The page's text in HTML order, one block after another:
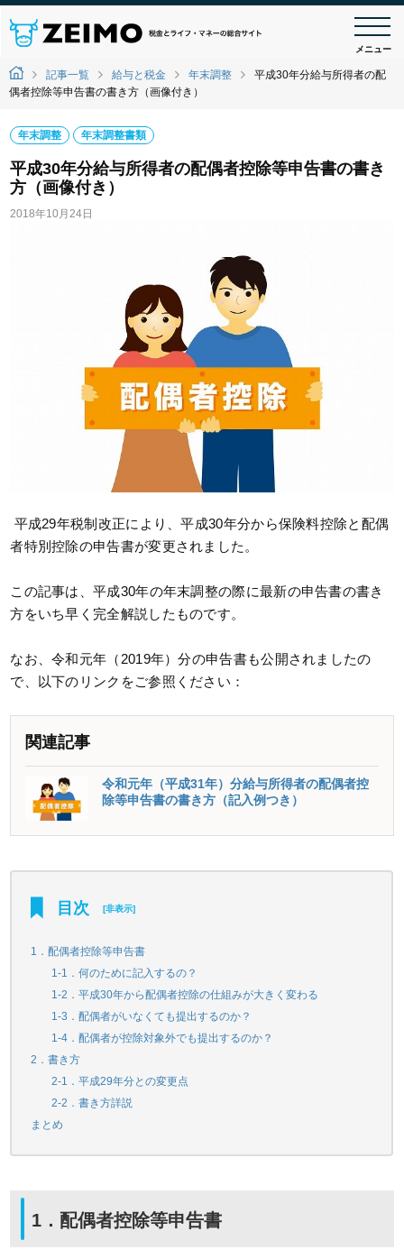
メニュー
記事一覧 給与と税金 年末調整
平成30年分給与所得者の配
偶者控除等申告書の書き方（画像付き）
年末調整 年末調整書類
平成30年分給与所得者の配偶者控除等申告書の書き
方（画像付き）
2018年10月24日
平成29年税制改正により、平成30年分から保険料控除と配偶
者特別控除の申告書が変更されました。
この記事は、平成30年の年末調整の際に最新の申告書の書き
方をいち早く完全解説したものです。
なお、令和元年（2019年）分の申告書も公開されましたの
で、以下のリンクをご参照ください：
関連記事
令和元年（平成31年）分給与所得者の配偶者控
除等申告書の書き方（記入例つき）
目次 [非表示]
1．配偶者控除等申告書
1-1．何のために記入するの？
1-2．平成30年から配偶者控除の仕組みが大きく変わる
1-3．配偶者がいなくても提出するのか？
1-4．配偶者が控除対象外でも提出するのか？
2．書き方
2-1．平成29年分との変更点
2-2．書き方詳説
まとめ
1．配偶者控除等申告書